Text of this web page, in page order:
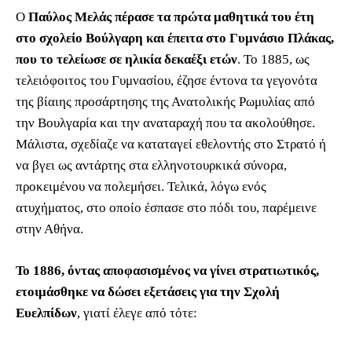
Ο Παύλος Μελάς πέρασε τα πρώτα μαθητικά του έτη
στο σχολείο Βούλγαρη και έπειτα στο Γυμνάσιο Πλάκας,
που το τελείωσε σε ηλικία δεκαέξι ετών. Το 1885, ως
τελειόφοιτος του Γυμνασίου, έζησε έντονα τα γεγονότα
της βίαιης προσάρτησης της Ανατολικής Ρωμυλίας από
την Βουλγαρία και την αναταραχή που τα ακολούθησε.
Μάλιστα, σχεδίαζε να καταταγεί εθελοντής στο Στρατό ή
να βγει ως αντάρτης στα ελληνοτουρκικά σύνορα,
προκειμένου να πολεμήσει. Τελικά, λόγω ενός
ατυχήματος, στο οποίο έσπασε στο πόδι του, παρέμεινε
στην Αθήνα.
Το 1886, όντας αποφασισμένος να γίνει στρατιωτικός,
ετοιμάσθηκε να δώσει εξετάσεις για την Σχολή
Ευελπίδων, γιατί έλεγε από τότε: